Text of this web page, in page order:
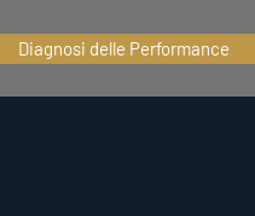
Diagnosi delle Performance